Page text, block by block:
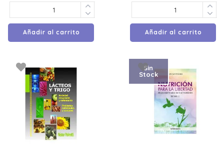
Añadir al carrito Añadir al carrito
Sin
Stock